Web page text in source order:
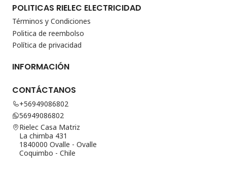
POLITICAS RIELEC ELECTRICIDAD
Términos y Condiciones
Politica de reembolso
Política de privacidad
INFORMACIÓN
CONTÁCTANOS
+56949086802
56949086802
Rielec Casa Matriz
La chimba 431
1840000 Ovalle - Ovalle
Coquimbo - Chile